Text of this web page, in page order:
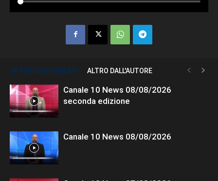
ARTICOLI CORRELATI ALTRO DALL'AUTORE
Canale 10 News 08/08/2026
seconda edizione
Canale 10 News 08/08/2026